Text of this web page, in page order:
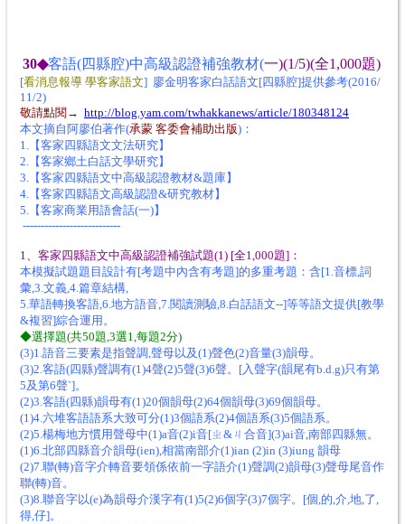
30◆客語(四縣腔)中高級認證補強教材(一)(1/5)(全1,000題)
[看消息報導 學客家語文] 廖金明客家白話語文[四縣腔]提供參考(2016/
11/2)
敬請點閱→ http://blog.yam.com/twhakkanews/article/180348124
本文摘自阿廖伯著作(承蒙 客委會補助出版)：
1.【客家四縣語文文法研究】
2.【客家鄉土白話文學研究】
3.【客家四縣語文中高級認證教材&題庫】
4.【客家四縣語文高級認證&研究教材】
5.【客家商業用語會話(一)】
---------------------------
1、客家四縣語文中高級認證補強試題(1) [全1,000題]：
本模擬試題題目設計有[考題中內含有考題]的多重考題：含[1.音標,詞
彙,3.文義,4.篇章結構,
5.華語轉換客語,6.地方語音,7.閱讀測驗,8.白話語文--]等等語文提供[教學
&複習]綜合運用。
◆選擇題(共50題,3選1,每題2分)
(3)1.語音三要素是指聲調,聲母以及(1)聲色(2)音量(3)韻母。
(3)2.客語(四縣)聲調有(1)4聲(2)5聲(3)6聲。[入聲字(韻尾有b.d.g)只有第
5及第6聲ˋ]。
(2)3.客語(四縣)韻母有(1)20個韻母(2)64個韻母(3)69個韻母。
(1)4.六堆客語語系大致可分(1)3個語系(2)4個語系(3)5個語系。
(2)5.楊梅地方慣用聲母中(1)a音(2)i音[ㄓ&ㄐ合音](3)ai音,南部四縣無。
(1)6.北部四縣音介韻母(ien),相當南部介(1)ian (2)in (3)iung 韻母
(2)7.聯(轉)音字介轉音要領係依前一字語介(1)聲調(2)韻母(3)聲母尾音作
聯(轉)音。
(3)8.聯音字以(e)為韻母介漢字有(1)5(2)6個字(3)7個字。[個,的,介,地,了,
得,仔]。